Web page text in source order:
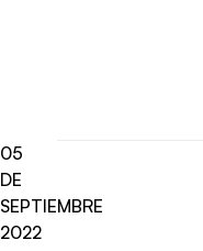
05
DE
SEPTIEMBRE
2022